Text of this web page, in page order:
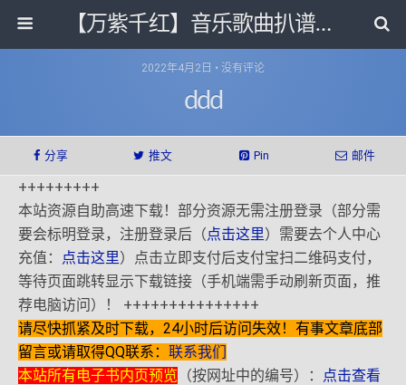
【万紫千红】音乐歌曲扒谱打带和电子书影视剧资源网
2022年4月2日 • 没有评论
ddd
分享 推文 Pin 邮件
+++++++++
本站资源自助高速下载！部分资源无需注册登录（部分需
要会标明登录，注册登录后（点击这里）需要去个人中心
充值：
点击这里）点击立即支付后支付宝扫二维码支付，
等待页面跳转显示下载链接（手机端需手动刷新页面，推
荐电脑访问）！ +++++++++++++++
请尽快抓紧及时下载，24小时后访问失效！有事文章底部
留言或请取得QQ联系： 联系我们
本站所有电子书内页预览 （按网址中的编号）： 点击查看